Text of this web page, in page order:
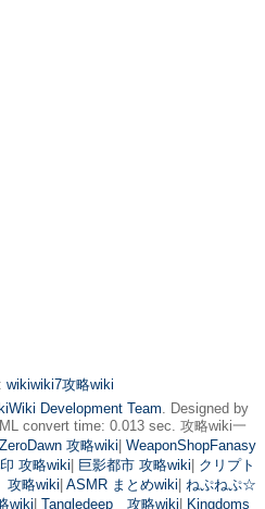
wikiwiki7攻略wiki
Development Team. Designed by
convert time: 0.013 sec. 攻略wiki一
攻略wiki WeaponShopFanasy
攻略wiki 巨影都市 攻略wiki クリプト
略wiki ASMR まとめwiki ねぷねぷ☆
wiki Tangledeep 攻略wiki Kingdoms